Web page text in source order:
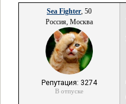
Sea Fighter, 50
Россия, Москва
Репутация: 3274
В отпуске